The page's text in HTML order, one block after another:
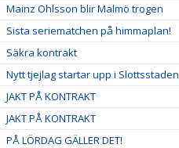
Mainz Ohlsson blir Malmö trogen
Sista seriematchen på himmaplan!
Säkra kontrakt
Nytt tjejlag startar upp i Slottsstaden
JAKT PÅ KONTRAKT
JAKT PÅ KONTRAKT
PÅ LÖRDAG GÄLLER DET!